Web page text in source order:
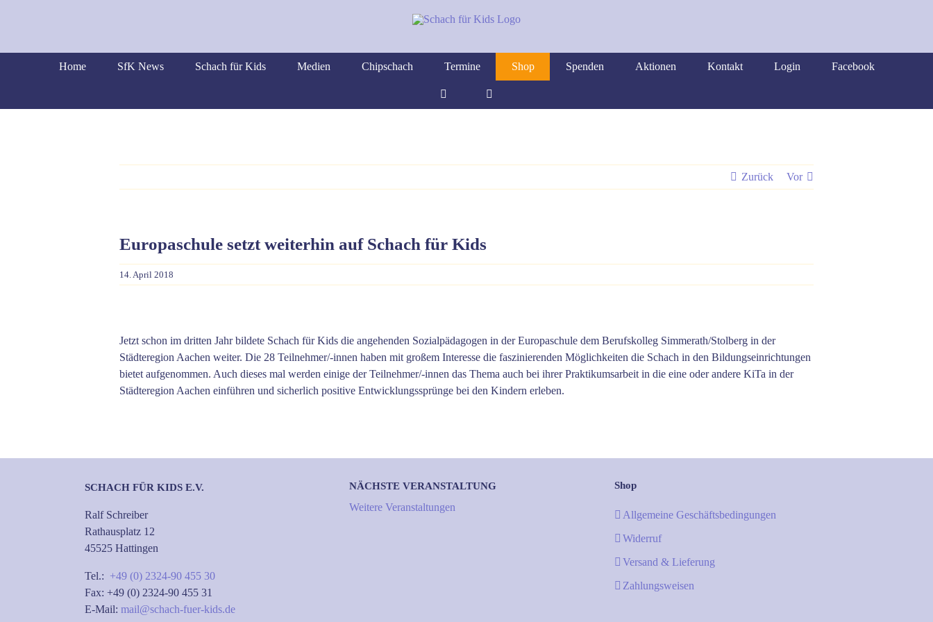
Home SfK News Schach für Kids Medien Chipschach Termine Shop Spenden Aktionen Kontakt Login Facebook
Zurück Vor
Europaschule setzt weiterhin auf Schach für Kids
14. April 2018
Bild
Jetzt schon im dritten Jahr bildete Schach für Kids die angehenden Sozialpädagogen in der Europaschule dem Berufskolleg Simmerath/Stolberg in der
Städteregion Aachen weiter. Die 28 Teilnehmer/-innen haben mit großem Interesse die faszinierenden Möglichkeiten die Schach in den Bildungseinrichtungen
bietet aufgenommen. Auch dieses mal werden einige der Teilnehmer/-innen das Thema auch bei ihrer Praktikumsarbeit in die eine oder andere KiTa in der
Städteregion Aachen einführen und sicherlich positive Entwicklungssprünge bei den Kindern erleben.
SCHACH FÜR KIDS E.V.
Ralf Schreiber
Rathausplatz 12
45525 Hattingen
Tel.: +49 (0) 2324-90 455 30
Fax: +49 (0) 2324-90 455 31
E-Mail: mail@schach-fuer-kids.de
NÄCHSTE VERANSTALTUNG
Weitere Veranstaltungen
Shop
Allgemeine Geschäftsbedingungen
Widerruf
Versand & Lieferung
Zahlungsweisen